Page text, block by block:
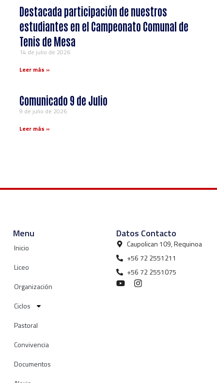
Destacada participación de nuestros
estudiantes en el Campeonato Comunal de
Tenis de Mesa
14 de julio de 2026
Leer más »
Comunicado 9 de Julio
9 de julio de 2026
Leer más »
Menu
Inicio
Liceo
Organización
Ciclos
Pastoral
Convivencia
Documentos
Datos Contacto
Caupolican 109, Requinoa
+56 72 2551211
+56 72 2551075